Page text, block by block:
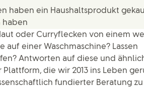
haben ein Haushaltsprodukt
haben
oder Curryflecken von einem
einer Waschmaschine? Lassen
Antworten auf diese und
die wir 2013 ins Leben
fundierter Beratung zu